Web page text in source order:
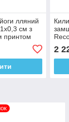
лляний
см з
принтом
2